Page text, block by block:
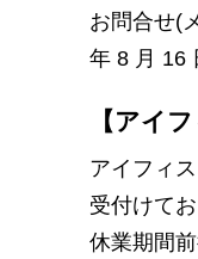
お問合せ(
年 8 月 16
【アイ
アイフィ
受付けてお
休業期間